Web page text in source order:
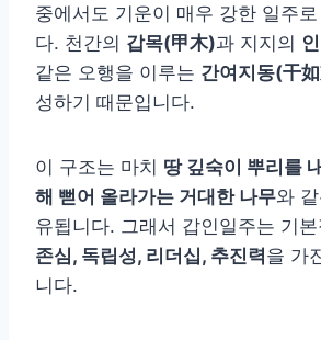
중에서도 기운이 매우 강한 일주
다. 천간의 갑목(甲木)과 지지의
같은 오행을 이루는 간여지동(干
성하기 때문입니다.
이 구조는 마치 땅 깊숙이 뿌리를
해 뻗어 올라가는 거대한 나무와
유됩니다. 그래서 갑인일주는 기본
존심, 독립성, 리더십, 추진력을 가
니다.